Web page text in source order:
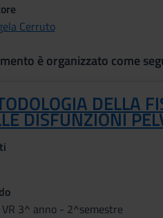
Cerruto
è organizzato come
DELLA
DISFUNZIONI
VR 3^ anno - 2^semestre